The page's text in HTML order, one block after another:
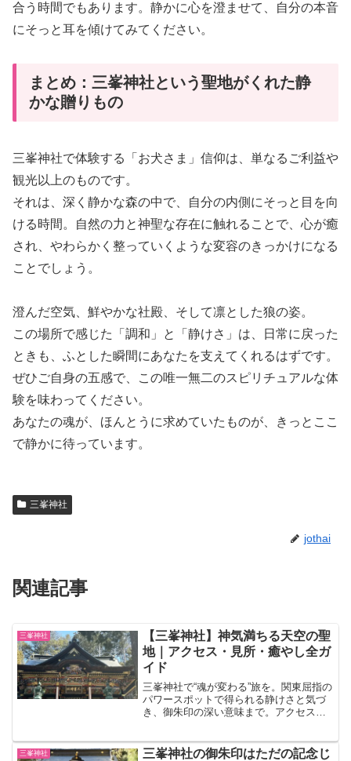
合う時間でもあります。静かに心を澄ませて、自分の本音
にそっと耳を傾けてみてください。
まとめ：三峯神社という聖地がくれた静
かな贈りもの
三峯神社で体験する「お犬さま」信仰は、単なるご利益や
観光以上のものです。
それは、深く静かな森の中で、自分の内側にそっと目を向
ける時間。自然の力と神聖な存在に触れることで、心が癒
され、やわらかく整っていくような変容のきっかけになる
ことでしょう。
澄んだ空気、鮮やかな社殿、そして凛とした狼の姿。
この場所で感じた「調和」と「静けさ」は、日常に戻った
ときも、ふとした瞬間にあなたを支えてくれるはずです。
ぜひご自身の五感で、この唯一無二のスピリチュアルな体
験を味わってください。
あなたの魂が、ほんとうに求めていたものが、きっとここ
で静かに待っています。
三峯神社
jothai
関連記事
三峯神社
【三峯神社】神気満ちる天空の聖
地｜アクセス・見所・癒やし全ガ
イド
三峯神社で“魂が変わる”旅を。関東屈指の
パワースポットで得られる静けさと気づ
き、御朱印の深い意味まで。アクセス・
三峯神社
三峯神社の御朱印はただの記念じ